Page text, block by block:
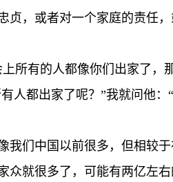
贞，或者对一个家庭的责任
所有的人都像你们出家了，
人都出家了呢？”我就问他
我们中国以前很多，但相较
众就很多了，可能有两亿左